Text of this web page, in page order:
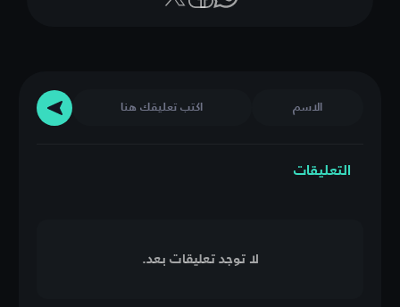
التعليقات
لا توجد تعليقات بعد.